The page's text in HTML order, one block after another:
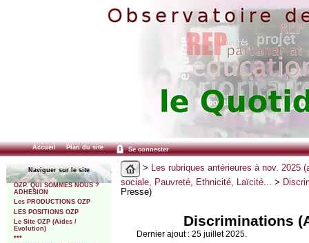
Accueil Plan du site Se connecter
Naviguer sur le site
OZP. QUI SOMMES NOUS ?
ADHESION
Les PRODUCTIONS OZP
LES POSITIONS OZP
Le Site OZP (Aides /
Evolution)
***
> Les rubriques antérieures à nov. 2025
sociale, Pauvreté, Ethnicité, Laïcité... >
Presse)
Discriminations
Dernier ajout : 25 juillet 2025.